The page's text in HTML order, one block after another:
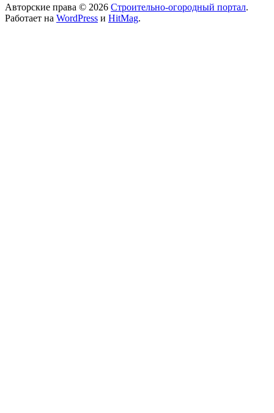
Авторские права © 2026 Строительно-огородный портал.
Работает на WordPress и HitMag.